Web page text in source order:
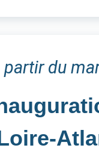
partir du